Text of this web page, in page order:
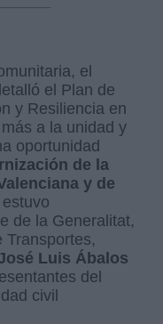
el
el Plan de
y Resiliencia en
a la unidad y
oportunidad
de la
y de
de la Generalitat,
Transportes,
Luis Ábalos
del
civil